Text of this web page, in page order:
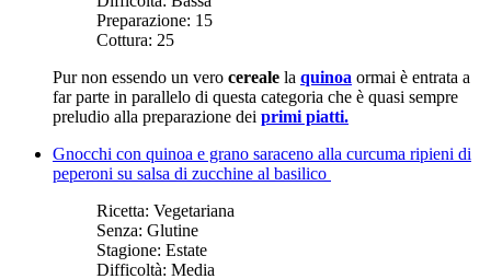
Preparazione: 15
Cottura: 25
Pur non essendo un vero cereale la quinoa ormai è entrata a
far parte in parallelo di questa categoria che è quasi sempre
preludio alla preparazione dei primi piatti.
Gnocchi con quinoa e grano saraceno alla curcuma ripieni di
peperoni su salsa di zucchine al basilico
Ricetta: Vegetariana
Senza: Glutine
Stagione: Estate
Difficoltà: Media